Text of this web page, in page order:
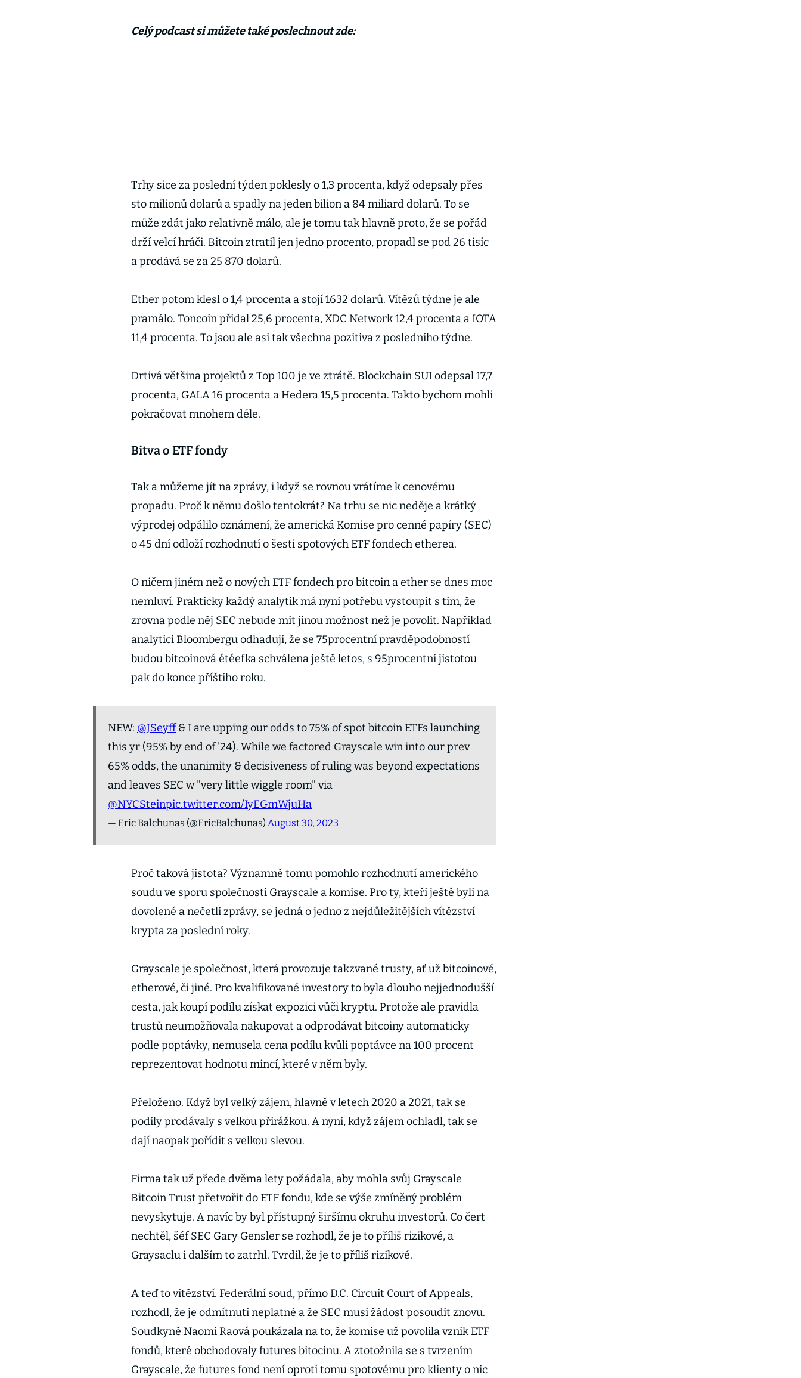
Celý podcast si můžete také poslechnout zde:
Trhy sice za poslední týden poklesly o 1,3 procenta, když odepsaly přes
sto milionů dolarů a spadly na jeden bilion a 84 miliard dolarů. To se
může zdát jako relativně málo, ale je tomu tak hlavně proto, že se pořád
drží velcí hráči. Bitcoin ztratil jen jedno procento, propadl se pod 26 tisíc
a prodává se za 25 870 dolarů.
Ether potom klesl o 1,4 procenta a stojí 1632 dolarů. Vítězů týdne je ale
pramálo. Toncoin přidal 25,6 procenta, XDC Network 12,4 procenta a IOTA
11,4 procenta. To jsou ale asi tak všechna pozitiva z posledního týdne.
Drtivá většina projektů z Top 100 je ve ztrátě. Blockchain SUI odepsal 17,7
procenta, GALA 16 procenta a Hedera 15,5 procenta. Takto bychom mohli
pokračovat mnohem déle.
Bitva o ETF fondy
Tak a můžeme jít na zprávy, i když se rovnou vrátíme k cenovému
propadu. Proč k němu došlo tentokrát? Na trhu se nic neděje a krátký
výprodej odpálilo oznámení, že americká Komise pro cenné papíry (SEC)
o 45 dní odloží rozhodnutí o šesti spotových ETF fondech etherea.
O ničem jiném než o nových ETF fondech pro bitcoin a ether se dnes moc
nemluví. Prakticky každý analytik má nyní potřebu vystoupit s tím, že
zrovna podle něj SEC nebude mít jinou možnost než je povolit. Například
analytici Bloombergu odhadují, že se 75procentní pravděpodobností
budou bitcoinová étéefka schválena ještě letos, s 95procentní jistotou
pak do konce příštího roku.
NEW: @JSeyff& I are upping our odds to 75% of spot bitcoin ETFs launching
this yr (95% by end of '24). While we factored Grayscale win into our prev
65% odds, the unanimity & decisiveness of ruling was beyond expectations
and leaves SEC w "very little wiggle room" via
@NYCSteinpic.twitter.com/IyEGmWjuHa
— Eric Balchunas (@EricBalchunas) August 30, 2023
Proč taková jistota? Významně tomu pomohlo rozhodnutí amerického
soudu ve sporu společnosti Grayscale a komise. Pro ty, kteří ještě byli na
dovolené a nečetli zprávy, se jedná o jedno z nejdůležitějších vítězství
krypta za poslední roky.
Grayscale je společnost, která provozuje takzvané trusty, ať už bitcoinové,
etherové, či jiné. Pro kvalifikované investory to byla dlouho nejjednodušší
cesta, jak koupí podílu získat expozici vůči kryptu. Protože ale pravidla
trustů neumožňovala nakupovat a odprodávat bitcoiny automaticky
podle poptávky, nemusela cena podílu kvůli poptávce na 100 procent
reprezentovat hodnotu mincí, které v něm byly.
Přeloženo. Když byl velký zájem, hlavně v letech 2020 a 2021, tak se
podíly prodávaly s velkou přirážkou. A nyní, když zájem ochladl, tak se
dají naopak pořídit s velkou slevou.
Firma tak už přede dvěma lety požádala, aby mohla svůj Grayscale
Bitcoin Trust přetvořit do ETF fondu, kde se výše zmíněný problém
nevyskytuje. A navíc by byl přístupný širšímu okruhu investorů. Co čert
nechtěl, šéf SEC Gary Gensler se rozhodl, že je to příliš rizikové, a
Graysaclu i dalším to zatrhl. Tvrdil, že je to příliš rizikové.
A teď to vítězství. Federální soud, přímo D.C. Circuit Court of Appeals,
rozhodl, že je odmítnutí neplatné a že SEC musí žádost posoudit znovu.
Soudkyně Naomi Raová poukázala na to, že komise už povolila vznik ETF
fondů, které obchodovaly futures bitocinu. A ztotožnila se s tvrzením
Grayscale, že futures fond není oproti tomu spotovému pro klienty o nic